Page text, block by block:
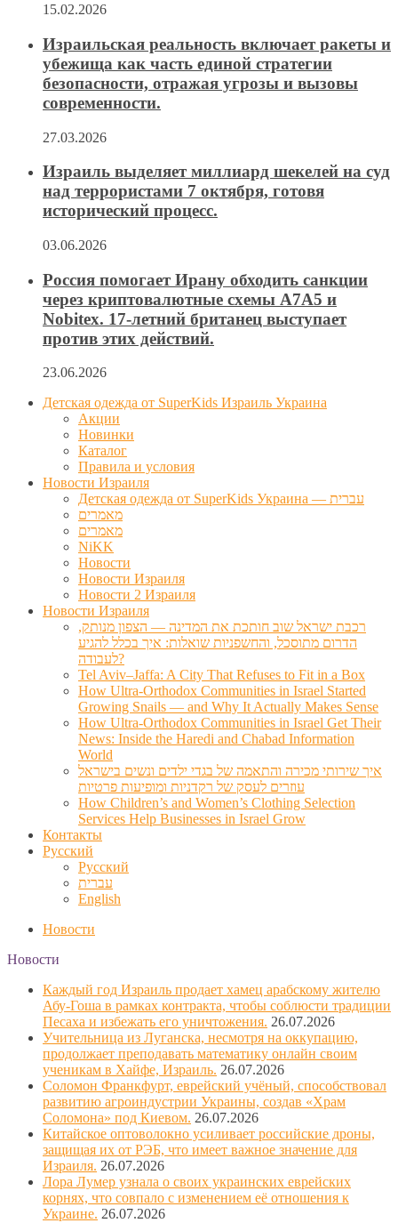
15.02.2026
Израильская реальность включает ракеты и
убежища как часть единой стратегии
безопасности, отражая угрозы и вызовы
современности.
27.03.2026
Израиль выделяет миллиард шекелей на суд
над террористами 7 октября, готовя
исторический процесс.
03.06.2026
Россия помогает Ирану обходить санкции
через криптовалютные схемы A7A5 и
Nobitex. 17-летний британец выступает
против этих действий.
23.06.2026
Детская одежда от SuperKids Израиль Украина
Акции
Новинки
Каталог
Правила и условия
Новости Израиля
Детская одежда от SuperKids Украина — עברית
מאמרים
מאמרים
NiKK
Новости
Новости Израиля
Новости 2 Израиля
Новости Израиля
רכבת ישראל שוב חותכת את המדינה — הצפון מנותק,
הדרום מתוסכל, והחשפניות שואלות: איך בכלל להגיע
לעבודה?
Tel Aviv–Jaffa: A City That Refuses to Fit in a Box
How Ultra-Orthodox Communities in Israel Started
Growing Snails — and Why It Actually Makes Sense
How Ultra-Orthodox Communities in Israel Get Their
News: Inside the Haredi and Chabad Information
World
איך שירותי מכירה והתאמה של בגדי ילדים ונשים בישראל
עוזרים לעסק של רקדניות ומופיעות פרטיות
How Children’s and Women’s Clothing Selection
Services Help Businesses in Israel Grow
Контакты
Русский
Русский
עברית
English
Новости
Новости
Каждый год Израиль продает хамец арабскому жителю
Абу-Гоша в рамках контракта, чтобы соблюсти традиции
Песаха и избежать его уничтожения. 26.07.2026
Учительница из Луганска, несмотря на оккупацию,
продолжает преподавать математику онлайн своим
ученикам в Хайфе, Израиль. 26.07.2026
Соломон Франкфурт, еврейский учёный, способствовал
развитию агроиндустрии Украины, создав «Храм
Соломона» под Киевом. 26.07.2026
Китайское оптоволокно усиливает российские дроны,
защищая их от РЭБ, что имеет важное значение для
Израиля. 26.07.2026
Лора Лумер узнала о своих украинских еврейских
корнях, что совпало с изменением её отношения к
Украине. 26.07.2026